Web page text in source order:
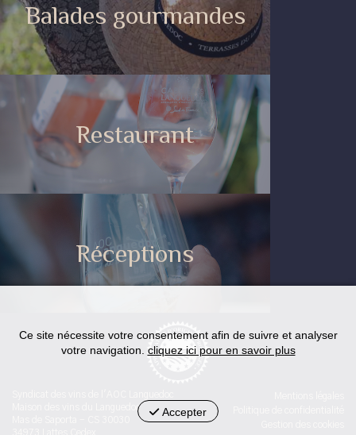
Balades gourmandes
Restaurant
Réceptions
Maison des vins du Languedoc
Ce site nécessite votre consentement afin de suivre et analyser
votre navigation. cliquez ici pour en savoir plus
Accepter